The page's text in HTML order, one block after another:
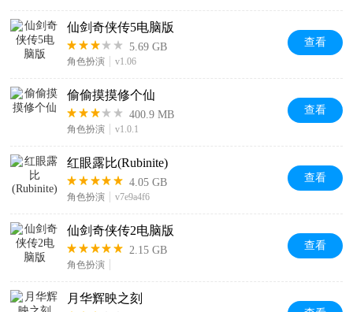
仙剑奇侠传5电脑版
5.69 GB
角色扮演 v1.06
查看
偷偷摸摸修个仙
400.9 MB
角色扮演 v1.0.1
查看
红眼露比(Rubinite)
4.05 GB
角色扮演 v7e9a4f6
查看
仙剑奇侠传2电脑版
2.15 GB
角色扮演
查看
月华辉映之刻